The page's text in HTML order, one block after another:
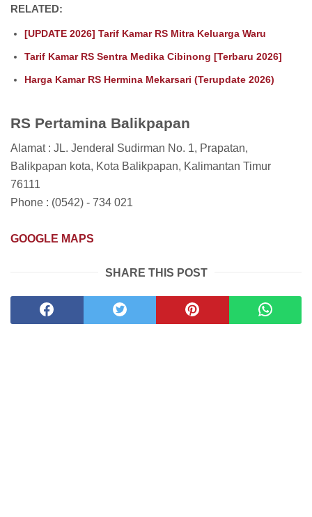
RELATED:
[UPDATE 2026] Tarif Kamar RS Mitra Keluarga Waru
Tarif Kamar RS Sentra Medika Cibinong [Terbaru 2026]
Harga Kamar RS Hermina Mekarsari (Terupdate 2026)
RS Pertamina Balikpapan
Alamat : JL. Jenderal Sudirman No. 1, Prapatan,
Balikpapan kota, Kota Balikpapan, Kalimantan Timur
76111
Phone : (0542) - 734 021
GOOGLE MAPS
SHARE THIS POST